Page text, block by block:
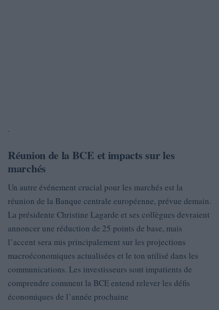
.
Réunion de la BCE et impacts sur les
marchés
Un autre événement crucial pour les marchés est la
réunion de la Banque centrale européenne, prévue demain.
La présidente Christine Lagarde et ses collègues devraient
annoncer une réduction de 25 points de base, mais
l’accent sera mis principalement sur les projections
macroéconomiques actualisées et le ton utilisé dans les
communications. Les investisseurs sont impatients de
comprendre comment la BCE entend relever les défis
économiques de l’année prochaine